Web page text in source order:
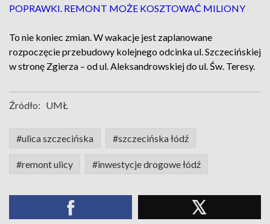
POPRAWKI. REMONT MOŻE KOSZTOWAĆ MILIONY
To nie koniec zmian. W wakacje jest zaplanowane
rozpoczęcie przebudowy kolejnego odcinka ul. Szczecińskiej
w stronę Zgierza – od ul. Aleksandrowskiej do ul. Św. Teresy.
Źródło: UMŁ
#ulica szczecińska #szczecińska łódź
#remont ulicy #inwestycje drogowe łódź